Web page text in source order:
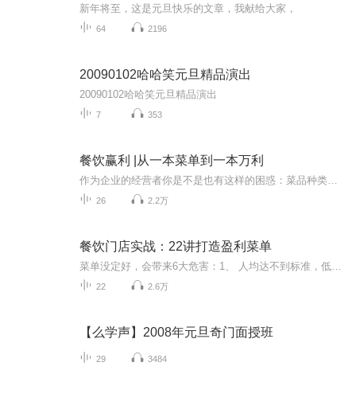
新年将至，这是元旦快乐的文章，我献给大家，
64 2196
20090102哈哈笑元旦精品演出
20090102哈哈笑元旦精品演出
7 353
餐饮赢利 |从一本菜单到一本万利
26 2.2万
餐饮门店实战：22讲打造盈利菜单
22 2.6万
【么学声】2008年元旦奇门面授班
29 3484